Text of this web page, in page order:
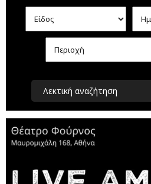
Λεκτική αναζήτηση